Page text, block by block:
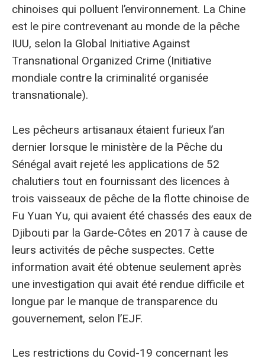
chinoises qui polluent l’environnement. La Chine
est le pire contrevenant au monde de la pêche
IUU, selon la Global Initiative Against
Transnational Organized Crime (Initiative
mondiale contre la criminalité organisée
transnationale).
Les pêcheurs artisanaux étaient furieux l’an
dernier lorsque le ministère de la Pêche du
Sénégal avait rejeté les applications de 52
chalutiers tout en fournissant des licences à
trois vaisseaux de pêche de la flotte chinoise de
Fu Yuan Yu, qui avaient été chassés des eaux de
Djibouti par la Garde-Côtes en 2017 à cause de
leurs activités de pêche suspectes. Cette
information avait été obtenue seulement après
une investigation qui avait été rendue difficile et
longue par le manque de transparence du
gouvernement, selon l’EJF.
Les restrictions du Covid-19 concernant les